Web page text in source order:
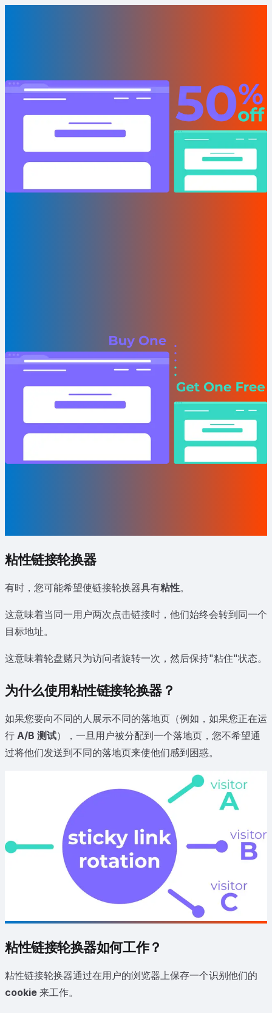
粘性链接轮换器
有时，您可能希望使链接轮换器具有粘性。
这意味着当同一用户两次点击链接时，他们始终会转到同一个
目标地址。
这意味着轮盘赌只为访问者旋转一次，然后保持"粘住"状态。
为什么使用粘性链接轮换器？
如果您要向不同的人展示不同的落地页（例如，如果您正在运
行 A/B 测试），一旦用户被分配到一个落地页，您不希望通
过将他们发送到不同的落地页来使他们感到困惑。
粘性链接轮换器如何工作？
粘性链接轮换器通过在用户的浏览器上保存一个识别他们的
cookie 来工作。